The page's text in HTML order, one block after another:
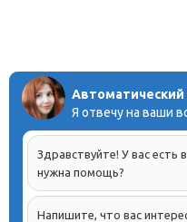
Я отвечу на ваши
Здравствуйте! У вас есть
нужна помощь?
Напишите, что вас